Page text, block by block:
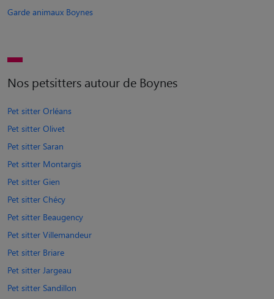
Garde animaux Boynes
Nos petsitters autour de Boynes
Pet sitter Orléans
Pet sitter Olivet
Pet sitter Saran
Pet sitter Montargis
Pet sitter Gien
Pet sitter Chécy
Pet sitter Beaugency
Pet sitter Villemandeur
Pet sitter Briare
Pet sitter Jargeau
Pet sitter Sandillon